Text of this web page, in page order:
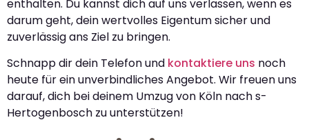
enthalten. Du kannst dich auf uns verlassen, wenn es
darum geht, dein wertvolles Eigentum sicher und
zuverlässig ans Ziel zu bringen.
Schnapp dir dein Telefon und kontaktiere uns noch
heute für ein unverbindliches Angebot. Wir freuen uns
darauf, dich bei deinem Umzug von Köln nach s-
Hertogenbosch zu unterstützen!